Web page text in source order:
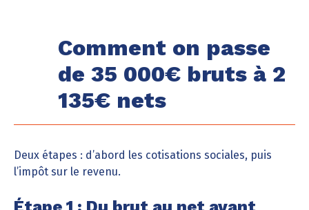
Comment on passe
de 35 000€ bruts à 2
135€ nets
Deux étapes : d’abord les cotisations sociales, puis
l’impôt sur le revenu.